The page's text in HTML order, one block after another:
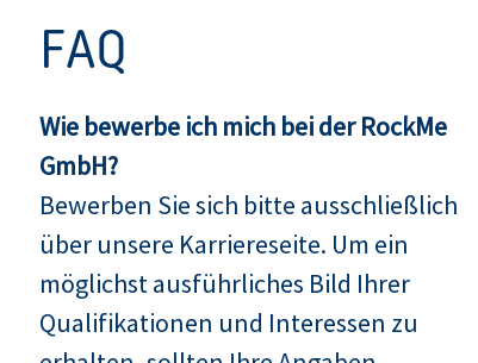
FAQ
Wie bewerbe ich mich bei der RockMe
GmbH?
Bewerben Sie sich bitte ausschließlich
über unsere Karriereseite. Um ein
möglichst ausführliches Bild Ihrer
Qualifikationen und Interessen zu